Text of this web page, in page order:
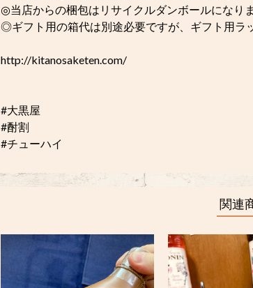
◎当店からの梱包はリサイクルダンボールになり
◎ギフト用の箱代は別途必要ですが、ギフト用ラ
http://kitanosaketen.com/
#大黒屋
#酎割
#チューハイ
関連